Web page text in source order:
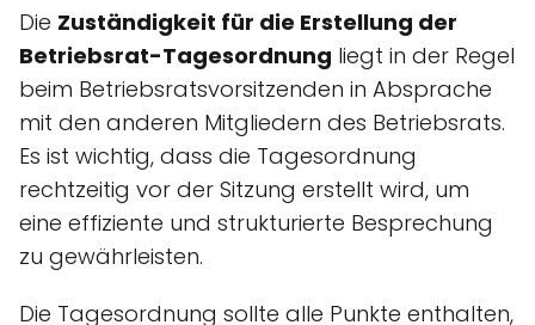
Die Zuständigkeit für die Erstellung der
Betriebsrat-Tagesordnung liegt in der Regel
beim Betriebsratsvorsitzenden in Absprache
mit den anderen Mitgliedern des Betriebsrats.
Es ist wichtig, dass die Tagesordnung
rechtzeitig vor der Sitzung erstellt wird, um
eine effiziente und strukturierte Besprechung
zu gewährleisten.
Die Tagesordnung sollte alle Punkte enthalten,